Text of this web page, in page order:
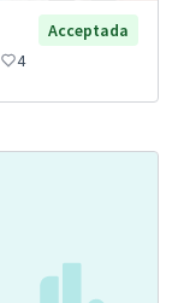
Acceptada
4